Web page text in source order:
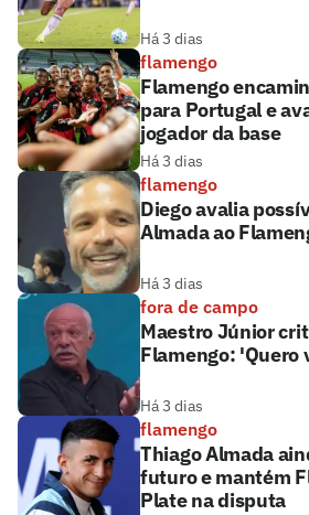
Há 3 dias
flamengo
Flamengo
para Portugal e
jogador da base
Há 3 dias
flamengo
Diego avalia
Almada ao
Há 3 dias
fora de campo
Maestro Júnior
Flamengo: 'Quero
Há 3 dias
flamengo
Thiago Almada
futuro e mantém
Plate na disputa